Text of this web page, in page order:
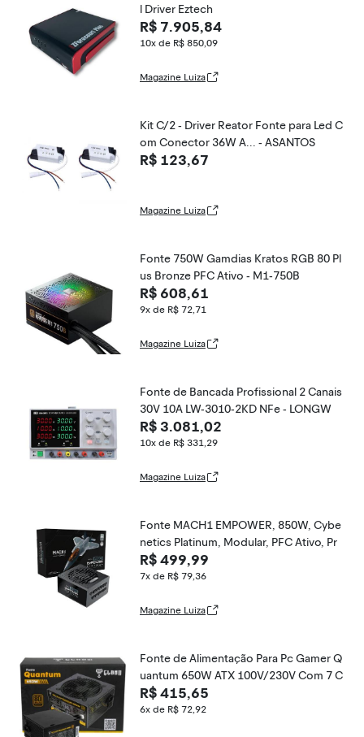
l Driver Eztech
R$ 7.905,84
10x de R$ 850,09
Magazine Luiza
Kit C/2 - Driver Reator Fonte para Led C
om Conector 36W A... - ASANTOS
R$ 123,67
Magazine Luiza
Fonte 750W Gamdias Kratos RGB 80 Pl
us Bronze PFC Ativo - M1-750B
R$ 608,61
9x de R$ 72,71
Magazine Luiza
Fonte de Bancada Profissional 2 Canais
30V 10A LW-3010-2KD NFe - LONGW
R$ 3.081,02
10x de R$ 331,29
Magazine Luiza
Fonte MACH1 EMPOWER, 850W, Cybe
netics Platinum, Modular, PFC Ativo, Pr
R$ 499,99
7x de R$ 79,36
Magazine Luiza
Fonte de Alimentação Para Pc Gamer Q
uantum 650W ATX 100V/230V Com 7 C
R$ 415,65
6x de R$ 72,92